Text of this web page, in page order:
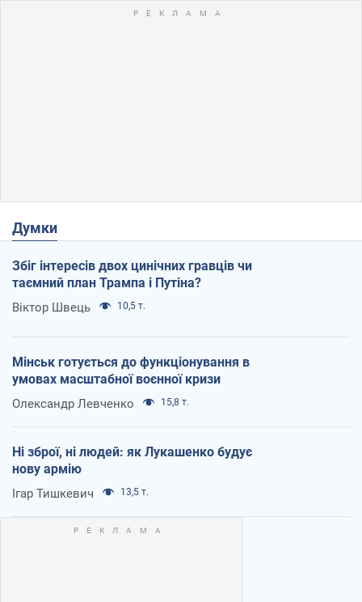
Думки
Збіг інтересів двох цинічних гравців чи
таємний план Трампа і Путіна?
Віктор Швець 10,5 т.
Мінськ готується до функціонування в
умовах масштабної воєнної кризи
Олександр Левченко 15,8 т.
Ні зброї, ні людей: як Лукашенко будує
нову армію
Ігар Тишкевич 13,5 т.